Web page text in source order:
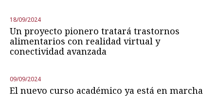
18/09/2024
Un proyecto pionero tratará trastornos
alimentarios con realidad virtual y
conectividad avanzada
09/09/2024
El nuevo curso académico ya está en marcha